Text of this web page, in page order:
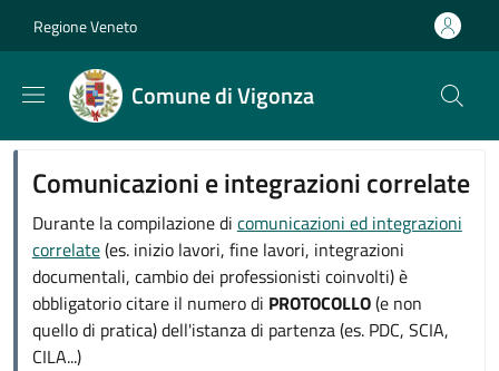
Regione Veneto
Comune di Vigonza
Comunicazioni e integrazioni correlate
Durante la compilazione di comunicazioni ed integrazioni
correlate(es. inizio lavori, fine lavori, integrazioni
documentali, cambio dei professionisti coinvolti) è
obbligatorio citare il numero di PROTOCOLLO(e non
quello di pratica) dell'istanza di partenza (es. PDC, SCIA,
CILA...)